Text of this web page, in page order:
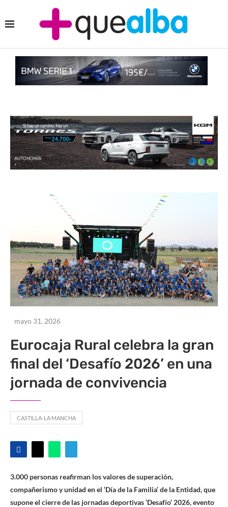
mayo 31, 2026
Eurocaja Rural celebra la gran
final del ‘Desafío 2026’ en una
jornada de convivencia
CASTILLA-LA MANCHA
3.000 personas reafirman los valores de superación,
compañerismo y unidad en el ‘Día de la Familia’ de la Entidad, que
supone el cierre de las jornadas deportivas ‘Desafío’ 2026, evento